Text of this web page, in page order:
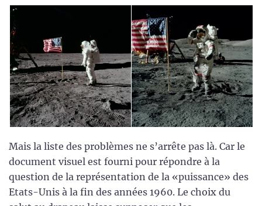
Mais la liste des problèmes ne s’arrête pas là. Car le
document visuel est fourni pour répondre à la
question de la représentation de la «puissance» des
Etats-Unis à la fin des années 1960. Le choix du